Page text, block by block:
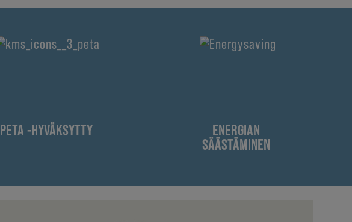
PETA -HYVÄKSYTTY
ENERGIAN
SÄÄSTÄMINEN